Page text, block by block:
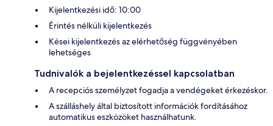
Kijelentkezési idő: 10:00
Érintés nélküli kijelentkezés
Kései kijelentkezés az elérhetőség függvényében
lehetséges
Tudnivalók a bejelentkezéssel kapcsolatban
A recepciós személyzet fogadja a vendégeket érkezéskor.
A szálláshely által biztosított információk fordításához
automatikus eszközöket használhatunk.